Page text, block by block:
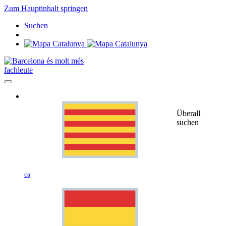
Zum Hauptinhalt springen
Suchen
fachleute
ca
Überall
suchen